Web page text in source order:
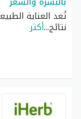
تُعد العناية
نتائج...أكثر